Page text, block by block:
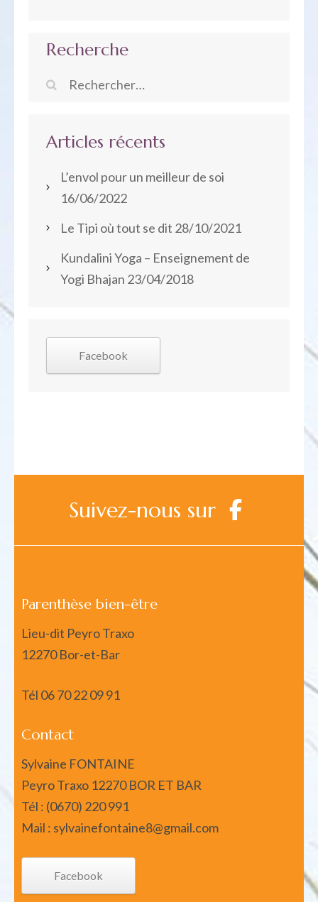
Recherche
Rechercher :
Articles récents
L’envol pour un meilleur de soi
16/06/2022
Le Tipi où tout se dit 28/10/2021
Kundalini Yoga – Enseignement de
Yogi Bhajan 23/04/2018
Facebook
Suivez-nous sur
Parenthèse bien-être
Lieu-dit Peyro Traxo
12270 Bor-et-Bar
Tél 06 70 22 09 91
Contact
Sylvaine FONTAINE
Peyro Traxo 12270 BOR ET BAR
Tél : (0670) 220 991
Mail : sylvainefontaine8@gmail.com
Facebook